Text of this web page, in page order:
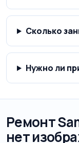
Сколько
Нужно ли
Ремонт
нет